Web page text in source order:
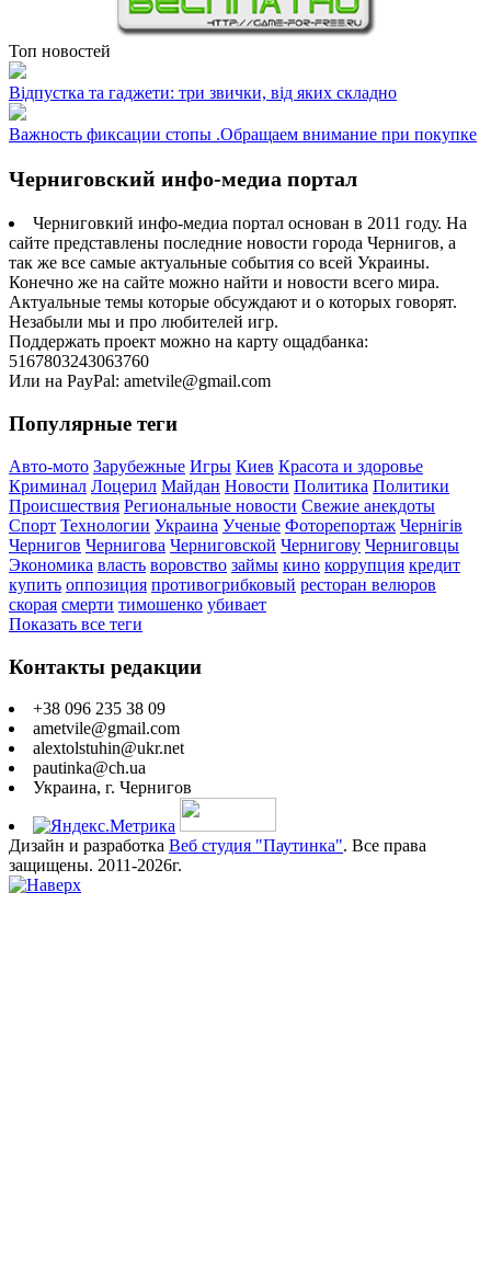
Топ новостей
Відпустка та гаджети: три звички, від яких складно
Важность фиксации стопы .Обращаем внимание при покупке
Черниговский инфо-медиа портал
Черниговкий инфо-медиа портал основан в 2011 году. На
сайте представлены последние новости города Чернигов, а
так же все самые актуальные события со всей Украины.
Конечно же на сайте можно найти и новости всего мира.
Актуальные темы которые обсуждают и о которых говорят.
Незабыли мы и про любителей игр.
Поддержать проект можно на карту ощадбанка:
5167803243063760
Или на PayPal: ametvile@gmail.com
Популярные теги
Авто-мото Зарубежные Игры Киев Красота и здоровье
Криминал Лоцерил Майдан Новости Политика Политики
Происшествия Региональные новости Свежие анекдоты
Спорт Технологии Украина Ученые Фоторепортаж Чернігів
Чернигов Чернигова Черниговской Чернигову Черниговцы
Экономика власть воровство займы кино коррупция кредит
купить оппозиция противогрибковый ресторан велюров
скорая смерти тимошенко убивает
Показать все теги
Контакты редакции
+38 096 235 38 09
ametvile@gmail.com
alextolstuhin@ukr.net
pautinka@ch.ua
Украина, г. Чернигов
Дизайн и разработка Веб студия "Паутинка". Все права
защищены. 2011-2026г.